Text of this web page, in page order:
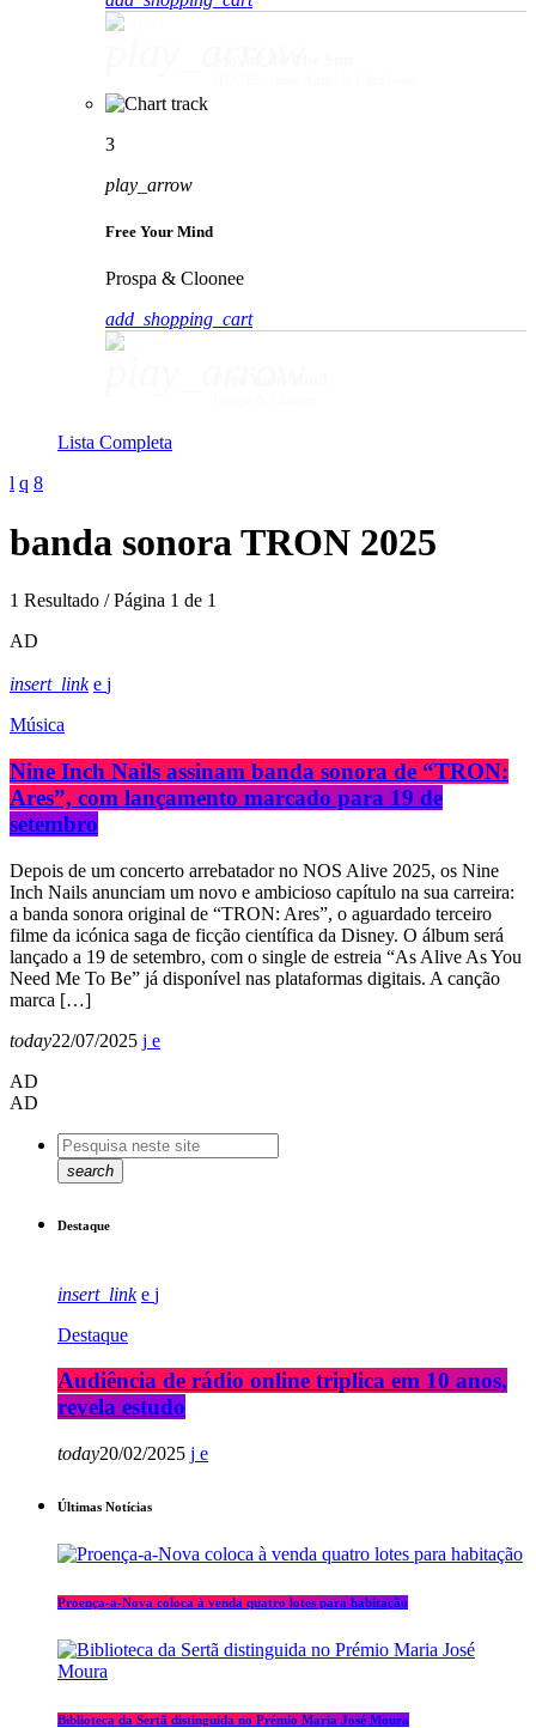
3
play_arrow
Free Your Mind
Prospa & Cloonee
add_shopping_cart
Lista Completa
banda sonora TRON 2025
1 Resultado / Página 1 de 1
AD
insert_link
Música
Nine Inch Nails assinam banda sonora de “TRON:
Ares”, com lançamento marcado para 19 de
setembro
Depois de um concerto arrebatador no NOS Alive 2025, os Nine
Inch Nails anunciam um novo e ambicioso capítulo na sua carreira:
a banda sonora original de “TRON: Ares”, o aguardado terceiro
filme da icónica saga de ficção científica da Disney. O álbum será
lançado a 19 de setembro, com o single de estreia “As Alive As You
Need Me To Be” já disponível nas plataformas digitais. A canção
marca […]
today22/07/2025
AD
AD
search
Destaque
insert_link
Destaque
Audiência de rádio online triplica em 10 anos,
revela estudo
today20/02/2025
Últimas Notícias
Proença-a-Nova coloca à venda quatro lotes para habitação
Biblioteca da Sertã distinguida no Prémio Maria José Moura